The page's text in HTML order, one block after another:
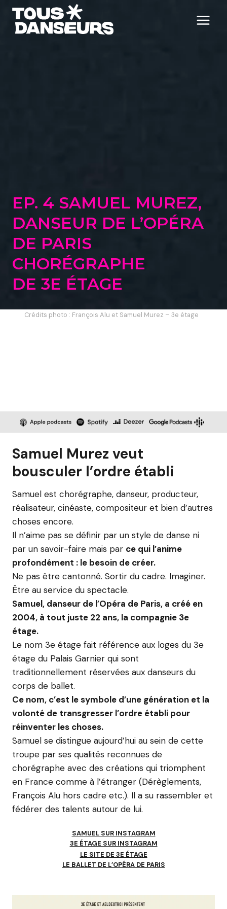
Aller
contenu
EP. 4 SAMUEL MUREZ,
DANSEUR DE L’OPÉRA
DE PARIS
CHORÉGRAPHE
DE 3E ÉTAGE
Crédits photo : François Alu et Samuel Murez – 3e étage
Samuel Murez veut
bousculer l’ordre établi
Samuel est chorégraphe, danseur, producteur,
réalisateur, cinéaste, compositeur et bien d’autres
choses encore.
Il n’aime pas se définir par un style de danse ni
par un savoir-faire mais par ce qui l’anime
profondément : le besoin de créer.
Ne pas être cantonné. Sortir du cadre. Imaginer.
Être au service du spectacle.
Samuel, danseur de l’Opéra de Paris, a créé en
2004, à tout juste 22 ans, la compagnie 3e
étage.
Le nom 3e étage fait référence aux loges du 3e
étage du Palais Garnier qui sont
traditionnellement réservées aux danseurs du
corps de ballet.
Ce nom, c’est le symbole d’une génération et la
volonté de transgresser l’ordre établi pour
réinventer les choses.
Samuel se distingue aujourd’hui au sein de cette
troupe par ses qualités reconnues de
chorégraphe avec des créations qui triomphent
en France comme à l’étranger (Dérèglements,
François Alu hors cadre etc.). Il a su rassembler et
fédérer des talents autour de lui.
SAMUEL SUR INSTAGRAM
3E ÉTAGE SUR INSTAGRAM
LE SITE DE 3E ÉTAGE
LE BALLET DE L’OPÉRA DE PARIS